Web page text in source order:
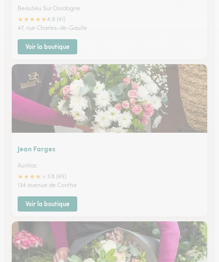
Beaulieu Sur Dordogne
★★★★★4.8 (41)
47, rue Charles-de-Gaulle
Voir la boutique
Jean Farges
Aurillac
★★★★
3.8 (45)
134 avenue de Conthe
Voir la boutique